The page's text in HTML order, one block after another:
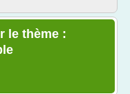
le thème :